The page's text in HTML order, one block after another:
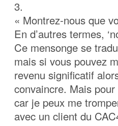
3.
« Montrez-nous que
En d’autres termes,
Ce mensonge se
mais si vous pouvez
revenu significatif
convaincre. Mais
car je peux me
avec un client du